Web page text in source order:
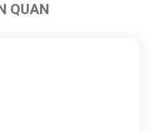
QUAN